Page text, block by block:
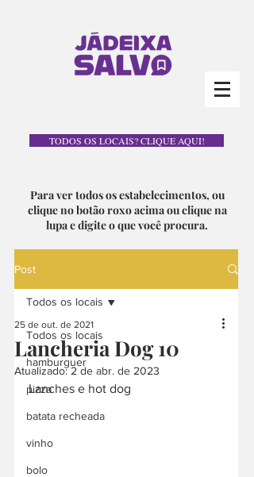
TODOS OS LOCAIS? CLIQUE AQUI!
Para ver todos os estabelecimentos, ou
clique no botão roxo acima ou clique na
lupa e digite o que você procura.
Post
Todos os locais
hamburguer
pizza
batata recheada
vinho
bolo
Todos os locais
Lancheria Dog 10
25 de out. de 2021
Atualizado:2 de abr. de 2023
Lanches e hot dog